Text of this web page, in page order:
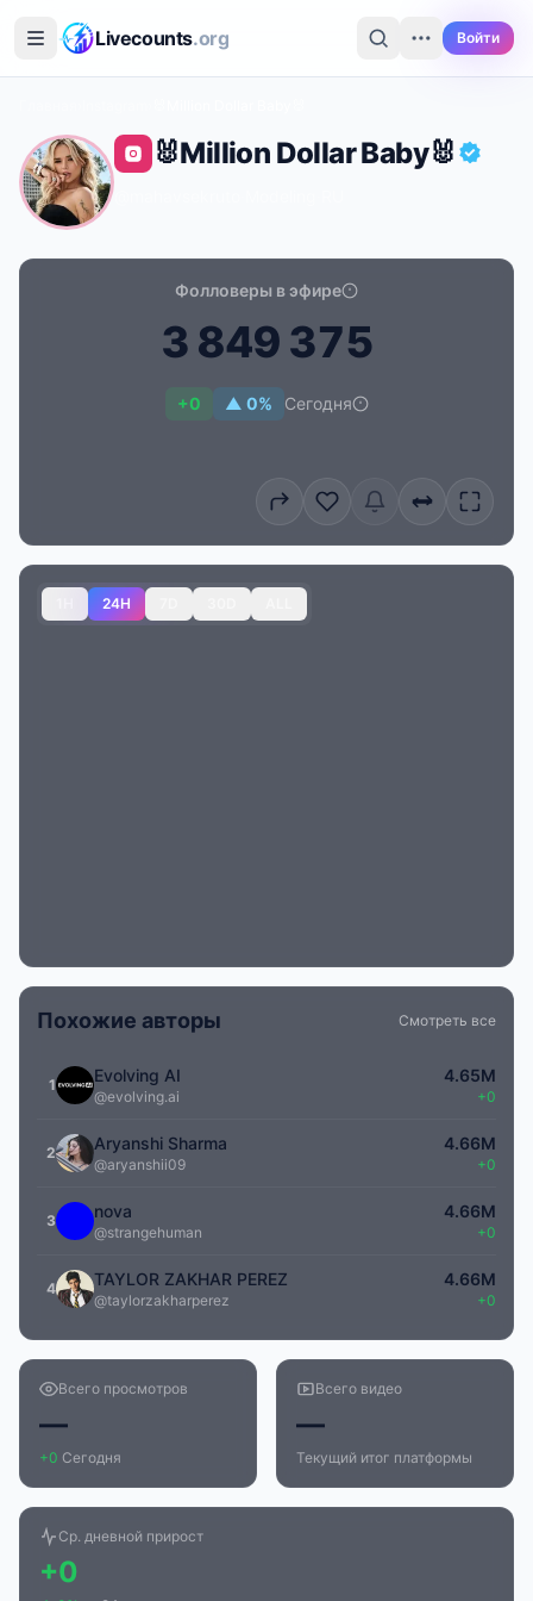
Livecounts.org Войти
🐰Million Dollar Baby🐰
Фолловеры в эфире
3 849 375
+0 ▲ 0% Сегодня
24H
Похожие авторы Смотреть все
1 Evolving AI
@evolving.ai
4.65M
+0
2 Aryanshi Sharma
@aryanshii09
4.66M
+0
3 nova
@strangehuman
4.66M
+0
4 TAYLOR ZAKHAR PEREZ
@taylorzakharperez
4.66M
+0
Всего просмотров
—
+0 Сегодня
Всего видео
—
Текущий итог платформы
Ср. дневной прирост
+0